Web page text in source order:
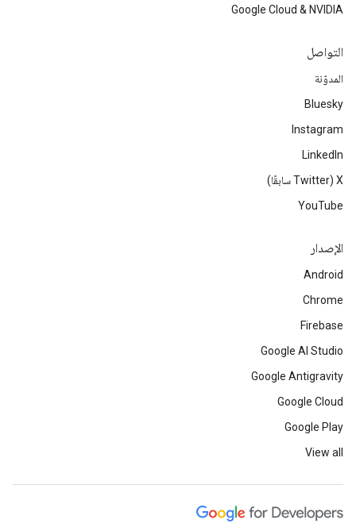
Google Cloud & NVIDIA
التواصل
المدوّنة
Bluesky
Instagram
LinkedIn
‫X ‏(Twitter سابقًا)
YouTube
الإصدار
Android
Chrome
Firebase
Google AI Studio
Google Antigravity
Google Cloud
Google Play
View all